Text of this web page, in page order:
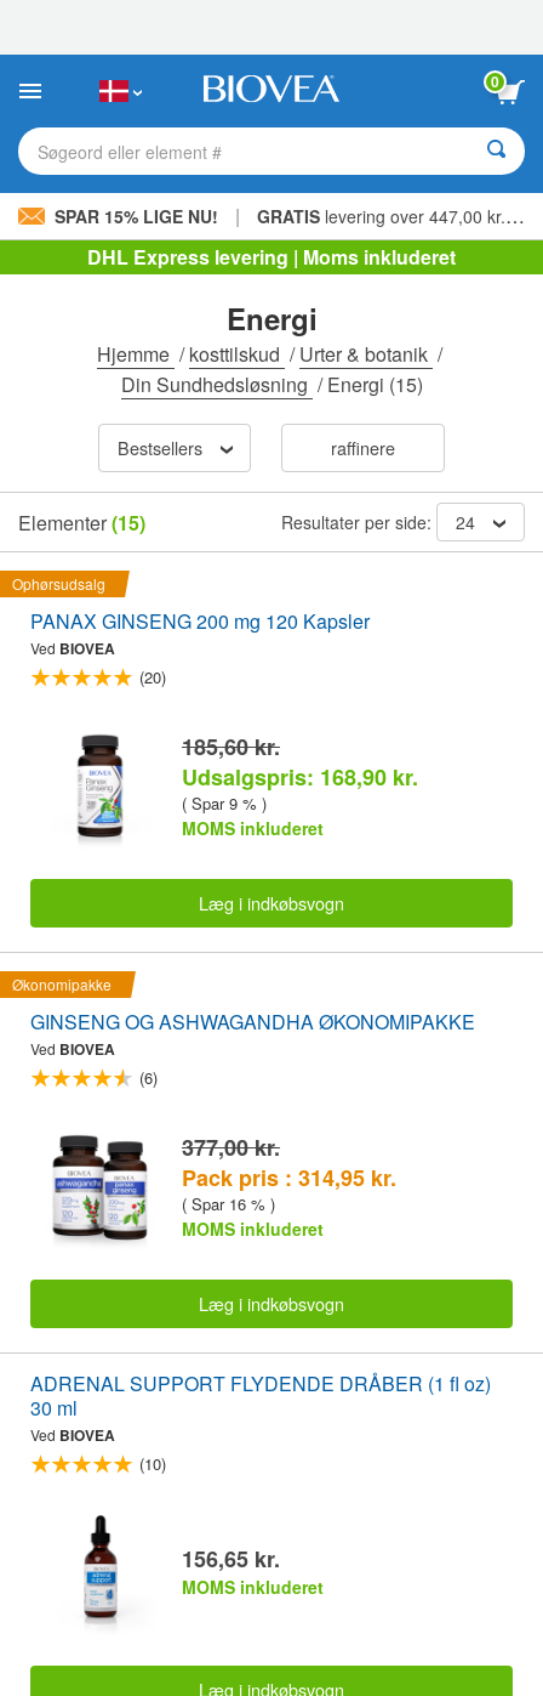
websted
0
Søgeord eller element #
SPAR 15% LIGE NU! | GRATIS levering over 447,00 kr. »
DHL Express levering | Moms inkluderet
Energi
Hjemme /kosttilskud /Urter & botanik /
Din Sundhedsløsning /Energi (15)
Bestsellers raffinere
Elementer(15) Resultater per side: 24
Ophørsudsalg
PANAX GINSENG 200 mg 120 Kapsler
Ved BIOVEA
(20)
185,60 kr.
Udsalgspris: 168,90 kr.
( Spar 9 % )
MOMS inkluderet
Læg i indkøbsvogn
Økonomipakke
GINSENG OG ASHWAGANDHA ØKONOMIPAKKE
Ved BIOVEA
(6)
377,00 kr.
Pack pris : 314,95 kr.
( Spar 16 % )
MOMS inkluderet
Læg i indkøbsvogn
ADRENAL SUPPORT FLYDENDE DRÅBER (1 fl oz)
30 ml
Ved BIOVEA
(10)
156,65 kr.
MOMS inkluderet
Læg i indkøbsvogn